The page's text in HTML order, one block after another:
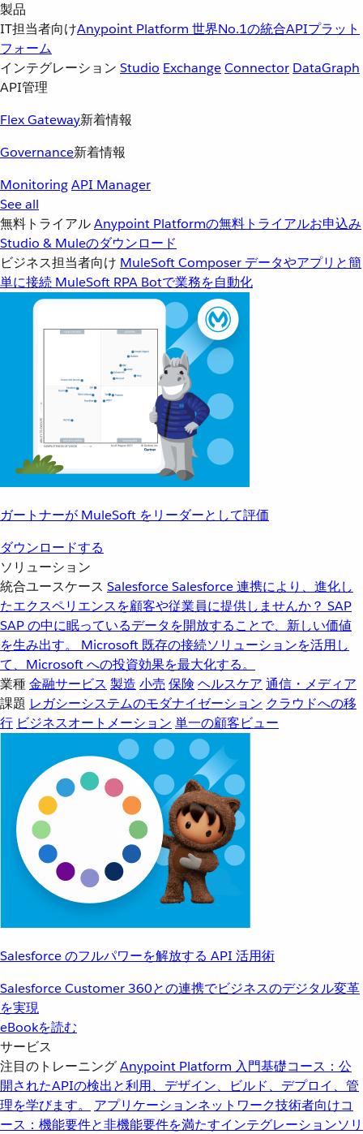
製品
IT担当者向けAnypoint Platform 世界No.1の統合APIプラット
フォーム
インテグレーション Studio ExchangeConnector DataGraph
API管理
Flex Gateway新着情報
Governance新着情報
MonitoringAPI Manager
See all
無料トライアルAnypoint Platformの無料トライアルお申込み
Studio & Muleのダウンロード
ビジネス担当者向け MuleSoft Composer データやアプリと簡
単に接続 MuleSoft RPA Botで業務を自動化
ガートナーが MuleSoft をリーダーとして評価
ダウンロードする
ソリューション
統合ユースケース SalesforceSalesforce 連携により、進化し
たエクスペリエンスを顧客や従業員に提供しませんか？ SAP
SAP の中に眠っているデータを開放することで、新しい価値
を生み出す。
Microsoft 既存の接続ソリューションを活用し
て、Microsoft への投資効果を最大化する。
業種金融サービス 製造 小売 保険 ヘルスケア 通信・メディア
課題 レガシーシステムのモダナイゼーション クラウドへの移
行 ビジネスオートメーション 単一の顧客ビュー
Salesforce のフルパワーを解放する API 活用術
Salesforce Customer 360との連携でビジネスのデジタル変革
を実現
eBookを読む
サービス
注目のトレーニングAnypoint Platform 入門基礎コース：公
開されたAPIの検出と利用、デザイン、ビルド、デプロイ、管
理を学びます。
アプリケーションネットワーク技術者向けコ
ース：機能要件と非機能要件を満たすインテグレーションソリ